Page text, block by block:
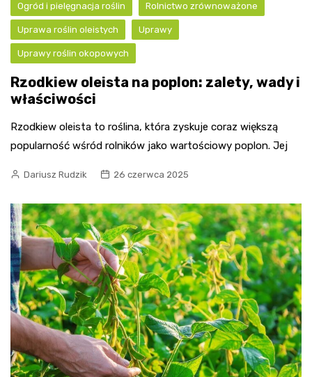
Ogród i pielęgnacja roślin Rolnictwo zrównoważone
Uprawa roślin oleistych Uprawy
Uprawy roślin okopowych
Rzodkiew oleista na poplon: zalety, wady i
właściwości
Rzodkiew oleista to roślina, która zyskuje coraz większą
popularność wśród rolników jako wartościowy poplon. Jej
Dariusz Rudzik 26 czerwca 2025